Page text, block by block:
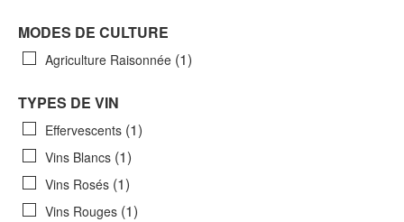
MODES DE CULTURE
Agriculture Raisonnée (1)
TYPES DE VIN
Effervescents (1)
Vins Blancs (1)
Vins Rosés (1)
Vins Rouges (1)